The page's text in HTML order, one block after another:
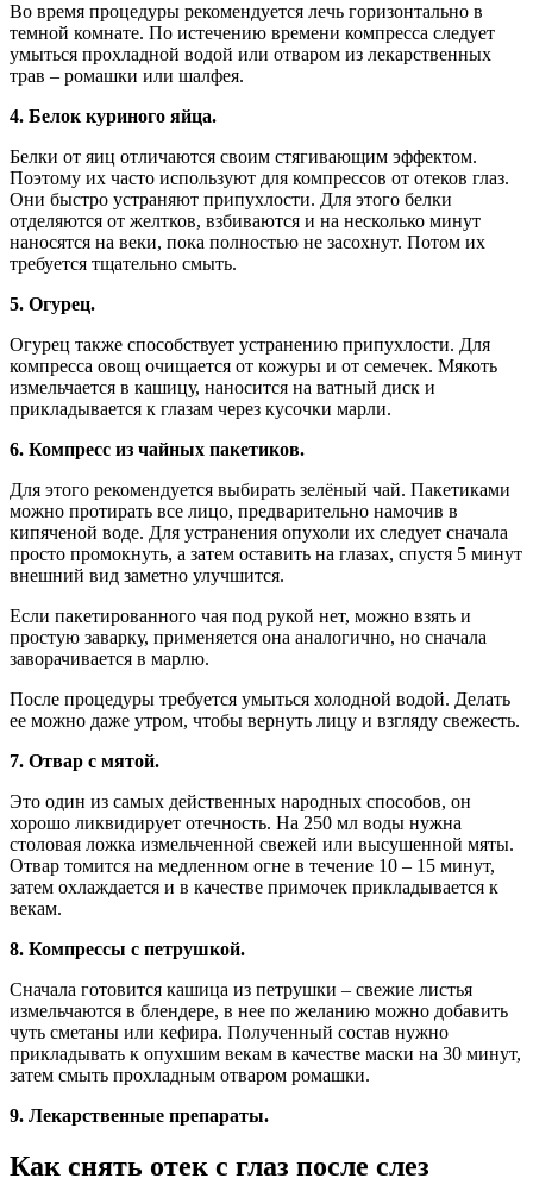
Во время процедуры рекомендуется лечь горизонтально в
темной комнате. По истечению времени компресса следует
умыться прохладной водой или отваром из лекарственных
трав – ромашки или шалфея.
4. Белок куриного яйца.
Белки от яиц отличаются своим стягивающим эффектом.
Поэтому их часто используют для компрессов от отеков глаз.
Они быстро устраняют припухлости. Для этого белки
отделяются от желтков, взбиваются и на несколько минут
наносятся на веки, пока полностью не засохнут. Потом их
требуется тщательно смыть.
5. Огурец.
Огурец также способствует устранению припухлости. Для
компресса овощ очищается от кожуры и от семечек. Мякоть
измельчается в кашицу, наносится на ватный диск и
прикладывается к глазам через кусочки марли.
6. Компресс из чайных пакетиков.
Для этого рекомендуется выбирать зелёный чай. Пакетиками
можно протирать все лицо, предварительно намочив в
кипяченой воде. Для устранения опухоли их следует сначала
просто промокнуть, а затем оставить на глазах, спустя 5 минут
внешний вид заметно улучшится.
Если пакетированного чая под рукой нет, можно взять и
простую заварку, применяется она аналогично, но сначала
заворачивается в марлю.
После процедуры требуется умыться холодной водой. Делать
ее можно даже утром, чтобы вернуть лицу и взгляду свежесть.
7. Отвар с мятой.
Это один из самых действенных народных способов, он
хорошо ликвидирует отечность. На 250 мл воды нужна
столовая ложка измельченной свежей или высушенной мяты.
Отвар томится на медленном огне в течение 10 – 15 минут,
затем охлаждается и в качестве примочек прикладывается к
векам.
8. Компрессы с петрушкой.
Сначала готовится кашица из петрушки – свежие листья
измельчаются в блендере, в нее по желанию можно добавить
чуть сметаны или кефира. Полученный состав нужно
прикладывать к опухшим векам в качестве маски на 30 минут,
затем смыть прохладным отваром ромашки.
9. Лекарственные препараты.
Как снять отек с глаз после слез